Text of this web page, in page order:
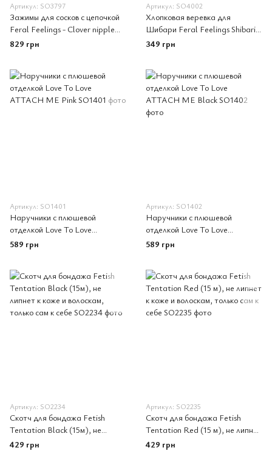
Артикул: SO3797
Зажимы для сосков с цепочкой
Feral Feelings - Clover nipple
clamps, серебро/белый
829 грн
Артикул: SO4002
Хлопковая веревка для
Шибари Feral Feelings Shibari
Rope, 8 м черная
349 грн
Артикул: SO1401
Наручники с плюшевой
отделкой Love To Love
ATTACH ME Pink
589 грн
Артикул: SO1402
Наручники с плюшевой
отделкой Love To Love
ATTACH ME Black
589 грн
Артикул: SO2234
Скотч для бондажа Fetish
Tentation Black (15м), не
липнет к коже и волоскам,
429 грн
Артикул: SO2235
Скотч для бондажа Fetish
Tentation Red (15 м), не липнет
к коже и волоскам, только сам к
429 грн